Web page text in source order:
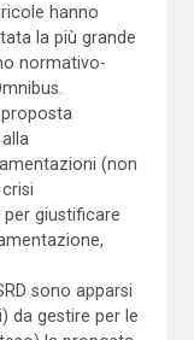
hanno
la più grande
normativo-
(non
per giustificare
sono apparsi
da gestire per le